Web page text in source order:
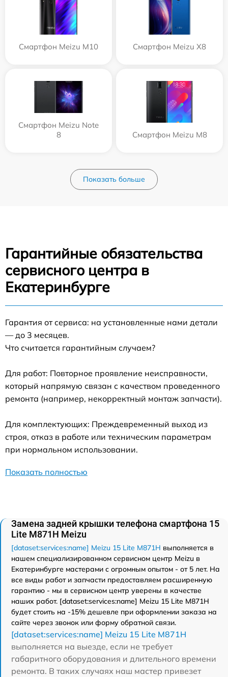
Смартфон Meizu M10 Смартфон Meizu X8
Смартфон Meizu Note
8
Смартфон Meizu M8
Показать больше
Гарантийные обязательства
сервисного центра в
Екатеринбурге
Гарантия от сервиса: на установленные нами детали
— до 3 месяцев.
Что считается гарантийным случаем?
Для работ: Повторное проявление неисправности,
который напрямую связан с качеством проведенного
ремонта (например, некорректный монтаж запчасти).
Для комплектующих: Преждевременный выход из
строя, отказ в работе или техническим параметрам
при нормальном использовании.
Показать полностью
Замена задней крышки телефона смартфона 15
Lite M871H Meizu
[dataset:services:name] Meizu 15 Lite M871H выполняется в
нашем специализированном сервисном центр Meizu в
Екатеринбурге мастерами с огромным опытом - от 5 лет. На
все виды работ и запчасти предоставляем расширенную
гарантию - мы в сервисном центр уверены в качестве
наших работ. [dataset:services:name] Meizu 15 Lite M871H
будет стоить на -15% дешевле при оформлении заказа на
сайте через звонок или форму обратной связи.
[dataset:services:name] Meizu 15 Lite M871H
выполняется на выезде, если не требует
габаритного оборудования и длительного времени
ремонта. В таких случаях наш мастер привезет